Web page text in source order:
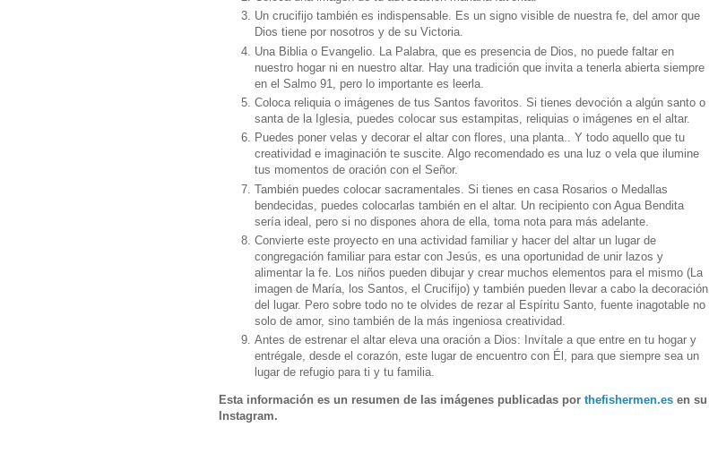
Un crucifijo también es indispensable. Es un signo visible de nuestra fe, del amor que
Dios tiene por nosotros y de su Victoria.
Una Biblia o Evangelio. La Palabra, que es presencia de Dios, no puede faltar en
nuestro hogar ni en nuestro altar. Hay una tradición que invita a tenerla abierta siempre
en el Salmo 91, pero lo importante es leerla.
Coloca reliquia o imágenes de tus Santos favoritos. Si tienes devoción a algún santo o
santa de la Iglesia, puedes colocar sus estampitas, reliquias o imágenes en el altar.
Puedes poner velas y decorar el altar con flores, una planta.. Y todo aquello que tu
creatividad e imaginación te suscite. Algo recomendado es una luz o vela que ilumine
tus momentos de oración con el Señor.
También puedes colocar sacramentales. Si tienes en casa Rosarios o Medallas
bendecidas, puedes colocarlas también en el altar. Un recipiento con Agua Bendita
sería ideal, pero si no dispones ahora de ella, toma nota para más adelante.
Convierte este proyecto en una actividad familiar y hacer del altar un lugar de
congregación familiar para estar con Jesús, es una oportunidad de unir lazos y
alimentar la fe. Los niños pueden dibujar y crear muchos elementos para el mismo (La
imagen de María, los Santos, el Crucifijo) y también pueden llevar a cabo la decoración
del lugar. Pero sobre todo no te olvides de rezar al Espíritu Santo, fuente inagotable no
solo de amor, sino también de la más ingeniosa creatividad.
Antes de estrenar el altar eleva una oración a Dios: Invítale a que entre en tu hogar y
entrégale, desde el corazón, este lugar de encuentro con Él, para que siempre sea un
lugar de refugio para ti y tu familia.
Esta información es un resumen de las imágenes publicadas por thefishermen.es en su
Instagram.